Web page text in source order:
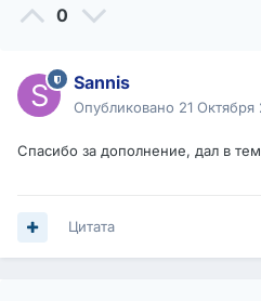
0
Sannis
Опубликовано 21 Октября
Спасибо за дополнение, дал в
Цитата